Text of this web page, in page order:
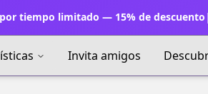
tiempo limitado — 15% de descuento |
Invita amigos